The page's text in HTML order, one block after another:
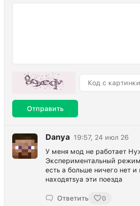
Отправить
Danya 19:57, 24 июл 26
У меня мод не работает
Экспериментальный
есть а больше ничего нет
находятsya эти поезда
Ответить 0